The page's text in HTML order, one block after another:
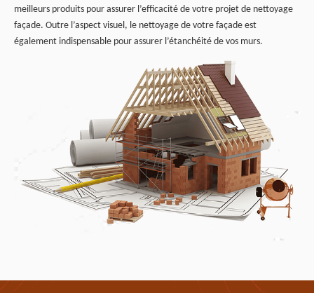
meilleurs produits pour assurer l’efficacité de votre projet de nettoyage
façade. Outre l’aspect visuel, le nettoyage de votre façade est
également indispensable pour assurer l’étanchéité de vos murs.